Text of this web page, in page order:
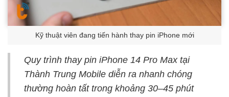
Kỹ thuật viên đang tiến hành thay pin iPhone mới
Quy trình thay pin iPhone 14 Pro Max tại
Thành Trung Mobile diễn ra nhanh chóng
thường hoàn tất trong khoảng 30–45 phút